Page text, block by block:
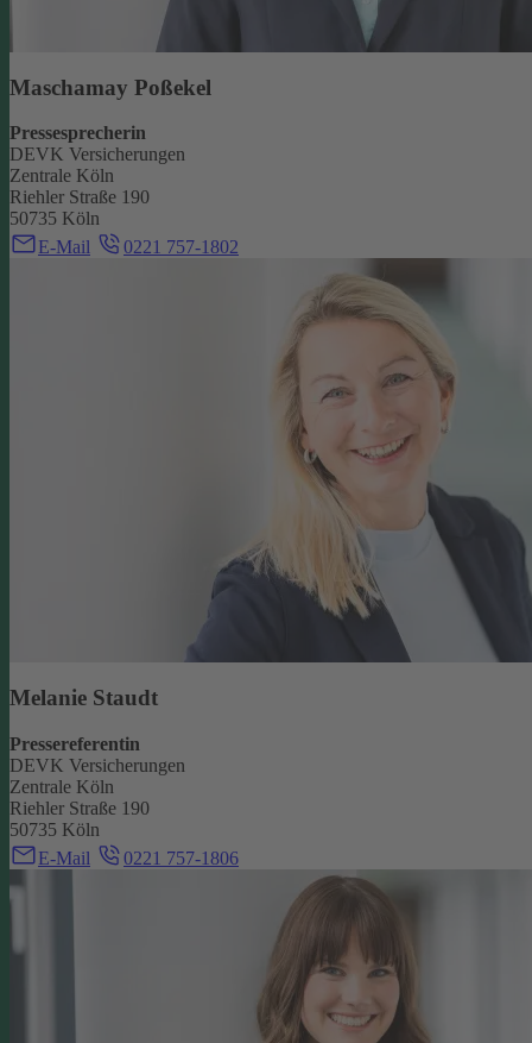
Maschamay Poßekel
Pressesprecherin
DEVK Versicherungen
Zentrale Köln
Riehler Straße 190
50735 Köln
E-Mail
0221 757-1802
Melanie Staudt
Pressereferentin
DEVK Versicherungen
Zentrale Köln
Riehler Straße 190
50735 Köln
E-Mail
0221 757-1806